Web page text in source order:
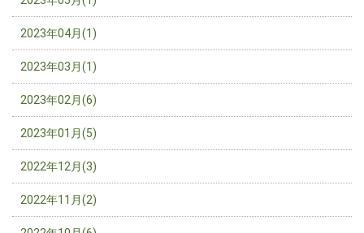
2023年04月(1)
2023年03月(1)
2023年02月(6)
2023年01月(5)
2022年12月(3)
2022年11月(2)